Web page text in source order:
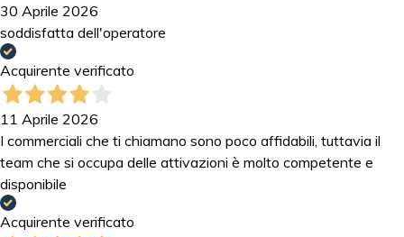
30 Aprile 2026
soddisfatta dell'operatore
Acquirente verificato
11 Aprile 2026
I commerciali che ti chiamano sono poco affidabili, tuttavia il
team che si occupa delle attivazioni è molto competente e
disponibile
Acquirente verificato